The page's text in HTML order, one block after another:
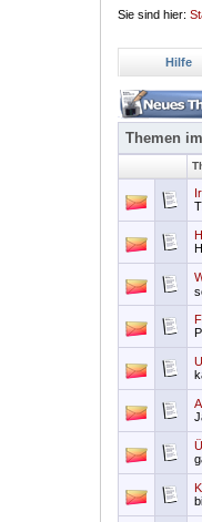
Sie sind hier:
Hilfe
Themen